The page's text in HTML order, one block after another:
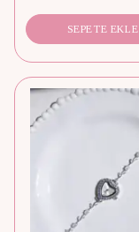
SEPETE EKLE